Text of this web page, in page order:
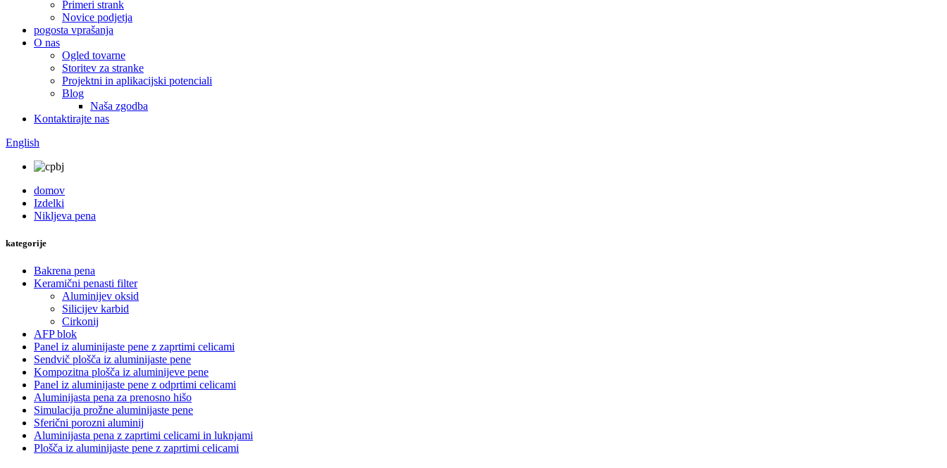
Primeri strank
Novice podjetja
pogosta vprašanja
O nas
Ogled tovarne
Storitev za stranke
Projektni in aplikacijski potenciali
Blog
Naša zgodba
Kontaktirajte nas
English
domov
Izdelki
Nikljeva pena
kategorije
Bakrena pena
Keramični penasti filter
Aluminijev oksid
Silicijev karbid
Cirkonij
AFP blok
Panel iz aluminijaste pene z zaprtimi celicami
Sendvič plošča iz aluminijaste pene
Kompozitna plošča iz aluminijeve pene
Panel iz aluminijaste pene z odprtimi celicami
Aluminijasta pena za prenosno hišo
Simulacija prožne aluminijaste pene
Sferični porozni aluminij
Aluminijasta pena z zaprtimi celicami in luknjami
Plošča iz aluminijaste pene z zaprtimi celicami